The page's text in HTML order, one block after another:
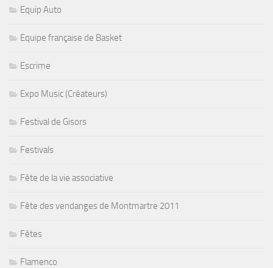
Equip Auto
Equipe française de Basket
Escrime
Expo Music (Créateurs)
Festival de Gisors
Festivals
Fête de la vie associative
Fête des vendanges de Montmartre 2011
Fêtes
Flamenco